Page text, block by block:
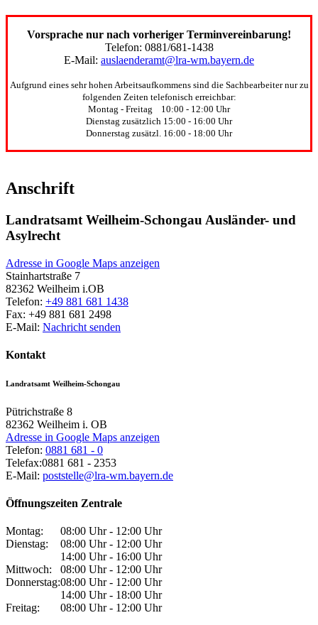
Vorsprache nur nach vorheriger Terminvereinbarung!
Telefon: 0881/681-1438
E-Mail: auslaenderamt@lra-wm.bayern.de
Aufgrund eines sehr hohen Arbeitsaufkommens sind die Sachbearbeiter nur zu
folgenden Zeiten telefonisch erreichbar:
Montag - Freitag 10:00 - 12:00 Uhr
Dienstag zusätzlich 15:00 - 16:00 Uhr
Donnerstag zusätzl. 16:00 - 18:00 Uhr
Anschrift
Landratsamt Weilheim-Schongau Ausländer- und
Asylrecht
Adresse in Google Maps anzeigen
Stainhartstraße 7
82362 Weilheim i.OB
Telefon: +49 881 681 1438
Fax: +49 881 681 2498
E-Mail: Nachricht senden
Kontakt
Landratsamt Weilheim-Schongau
Pütrichstraße 8
82362 Weilheim i. OB
Adresse in Google Maps anzeigen
Telefon: 0881 681 - 0
Telefax:0881 681 - 2353
E-Mail: poststelle@lra-wm.bayern.de
Öffnungszeiten Zentrale
Montag:
08:00 Uhr - 12:00 Uhr
Dienstag:
08:00 Uhr - 12:00 Uhr
14:00 Uhr - 16:00 Uhr
Mittwoch:
08:00 Uhr - 12:00 Uhr
Donnerstag:08:00 Uhr - 12:00 Uhr
14:00 Uhr - 18:00 Uhr
Freitag:
08:00 Uhr - 12:00 Uhr